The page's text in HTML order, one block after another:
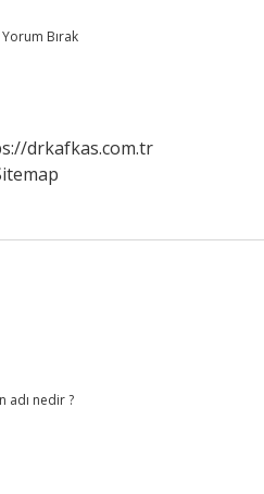
Yorum Bırak
drkafkas.com.tr
adı nedir ?